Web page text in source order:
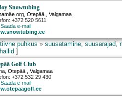
Snowtubing
org ,Otepää , Valgamaa
+372 520 5611
Saada e-mail
puhkus»suusatamine, suusarajad,
]
Golf Club
,Otepää , Valgamaa
+372 532 29 430
Saada e-mail